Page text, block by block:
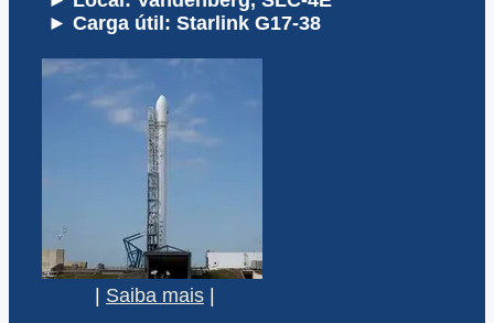
► Carga útil: Starlink G17-38
Saiba mais